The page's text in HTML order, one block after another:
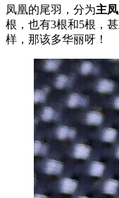
凤凰的尾羽，分为主
根，也有3根和5根，
样，那该多华丽呀！